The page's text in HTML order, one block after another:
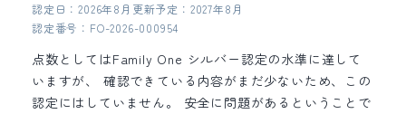
認定日：2026年8月 更新予定：2027年8月
認定番号：FO-2026-000954
点数としてはFamily One シルバー認定の水準に達して
いますが、 確認できている内容がまだ少ないため、この
認定にはしていません。 安全に問題があるということで